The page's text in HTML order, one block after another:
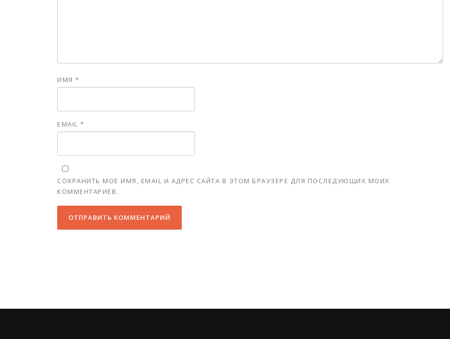
ИМЯ *
EMAIL *
СОХРАНИТЬ МОЁ ИМЯ, EMAIL И АДРЕС САЙТА В ЭТОМ БРАУЗЕРЕ ДЛЯ ПОСЛЕДУЮЩИХ МОИХ
КОММЕНТАРИЕВ.